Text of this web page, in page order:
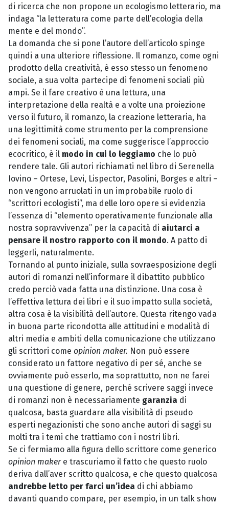
di ricerca che non propone un ecologismo letterario, ma
indaga “la letteratura come parte dell’ecologia della
mente e del mondo”.
La domanda che si pone l’autore dell’articolo spinge
quindi a una ulteriore riflessione. Il romanzo, come ogni
prodotto della creatività, è esso stesso un fenomeno
sociale, a sua volta partecipe di fenomeni sociali più
ampi. Se il fare creativo è una lettura, una
interpretazione della realtà e a volte una proiezione
verso il futuro, il romanzo, la creazione letteraria, ha
una legittimità come strumento per la comprensione
dei fenomeni sociali, ma come suggerisce l’approccio
ecocritico, è il modo in cui lo leggiamo che lo può
rendere tale. Gli autori richiamati nel libro di Serenella
Iovino – Ortese, Levi, Lispector, Pasolini, Borges e altri –
non vengono arruolati in un improbabile ruolo di
“scrittori ecologisti”, ma delle loro opere si evidenzia
l’essenza di “elemento operativamente funzionale alla
nostra sopravvivenza” per la capacità di aiutarci a
pensare il nostro rapporto con il mondo. A patto di
leggerli, naturalmente.
Tornando al punto iniziale, sulla sovraesposizione degli
autori di romanzi nell’informare il dibattito pubblico
credo perciò vada fatta una distinzione. Una cosa è
l’effettiva lettura dei libri e il suo impatto sulla società,
altra cosa è la visibilità dell’autore. Questa ritengo vada
in buona parte ricondotta alle attitudini e modalità di
altri media e ambiti della comunicazione che utilizzano
gli scrittori come opinion maker. Non può essere
considerato un fattore negativo di per sé, anche se
ovviamente può esserlo, ma soprattutto, non ne farei
una questione di genere, perché scrivere saggi invece
di romanzi non è necessariamente garanzia di
qualcosa, basta guardare alla visibilità di pseudo
esperti negazionisti che sono anche autori di saggi su
molti tra i temi che trattiamo con i nostri libri.
Se ci fermiamo alla figura dello scrittore come generico
opinion maker e trascuriamo il fatto che questo ruolo
deriva dall’aver scritto qualcosa, e che questo qualcosa
andrebbe letto per farci un’idea di chi abbiamo
davanti quando compare, per esempio, in un talk show